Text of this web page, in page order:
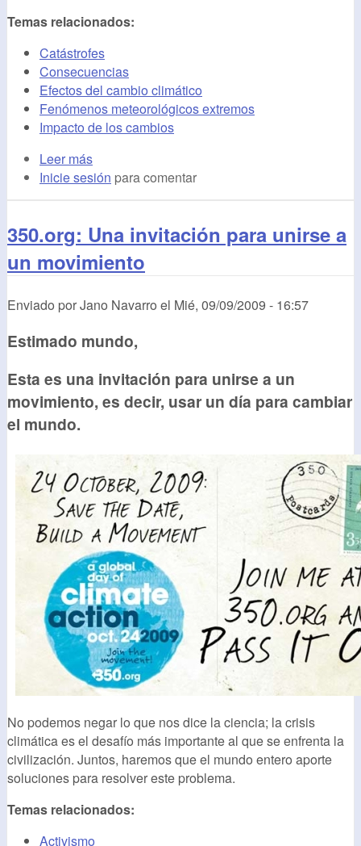
Temas relacionados:
Catástrofes
Consecuencias
Efectos del cambio climático
Fenómenos meteorológicos extremos
Impacto de los cambios
Leer más
Inicie sesión para comentar
350.org: Una invitación para unirse a
un movimiento
Enviado porJano Navarro el Mié, 09/09/2009 - 16:57
Estimado mundo,
Esta es una invitación para unirse a un
movimiento, es decir, usar un día para cambiar
el mundo.
No podemos negar lo que nos dice la ciencia; la crisis
climática es el desafío más importante al que se enfrenta la
civilización. Juntos, haremos que el mundo entero aporte
soluciones para resolver este problema.
Temas relacionados:
Activismo